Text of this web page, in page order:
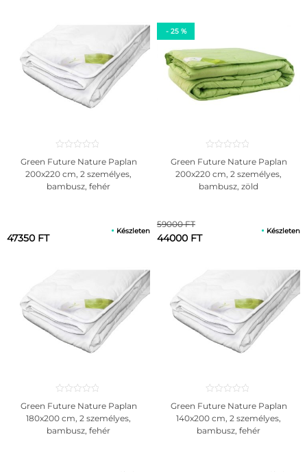
Green Future Nature Paplan
200x220 cm, 2 személyes,
bambusz, fehér
47350 FT
Készleten
- 25 %
Green Future Nature Paplan
200x220 cm, 2 személyes,
bambusz, zöld
59000 FT
44000 FT
Készleten
Green Future Nature Paplan
180x200 cm, 2 személyes,
bambusz, fehér
Green Future Nature Paplan
140x200 cm, 2 személyes,
bambusz, fehér